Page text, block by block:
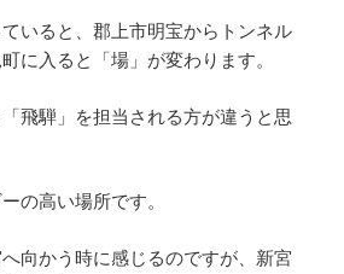
いると、郡上市明宝からトンネル
に入ると「場」が変わります。
飛騨」を担当される方が違うと思
の高い場所です。
向かう時に感じるのですが、新宮